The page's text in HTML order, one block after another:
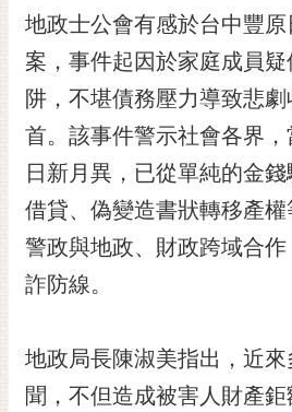
桐
花
祭
網
站
導
覽
訂
閱
RSS
閱
電
子
地政士公會有感於台中豐
案，事件起因於家庭成員
阱，不堪債務壓力導致悲
首。該事件警示社會各界
日新月異，已從單純的金
借貸、偽變造書狀轉移產
警政與地政、財政跨域合
詐防線。
地政局長陳淑美指出，近
聞，不但造成被害人財產